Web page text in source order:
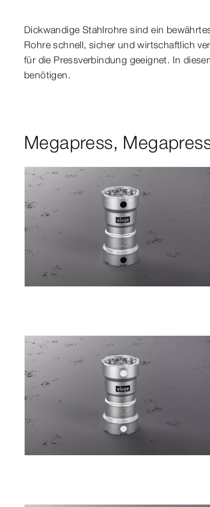
Dickwandige Stahlrohre sind ein
Rohre schnell, sicher und wirtschaftlich
für die Pressverbindung geeignet. In
benötigen.
Megapress,